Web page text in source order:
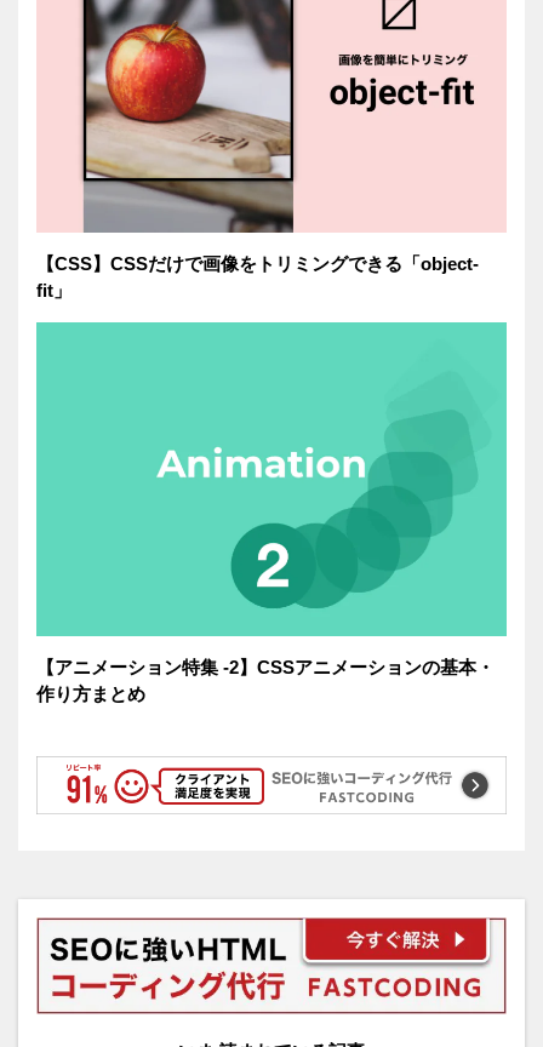
【CSS】CSSだけで画像をトリミングできる「object-
fit」
【アニメーション特集 -2】CSSアニメーションの基本・
作り方まとめ